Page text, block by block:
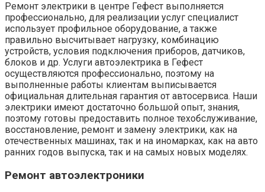
Ремонт электрики в центре Гефест выполняется
профессионально, для реализации услуг специалист
использует профильное оборудование, а также
правильно высчитывает нагрузку, комбинацию
устройств, условия подключения приборов, датчиков,
блоков и др. Услуги автоэлектрика в Гефест
осуществляются профессионально, поэтому на
выполненные работы клиентам выписывается
официальная длительная гарантия от автосервиса. Наши
электрики имеют достаточно большой опыт, знания,
поэтому готовы предоставить полное техобслуживание,
восстановление, ремонт и замену электрики, как на
отечественных машинах, так и на иномарках, как на авто
ранних годов выпуска, так и на самых новых моделях.
Ремонт автоэлектроники